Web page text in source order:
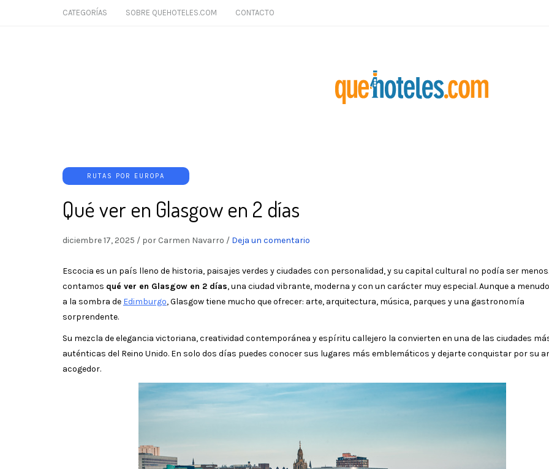
CATEGORÍAS SOBRE QUEHOTELES.COM CONTACTO
RUTAS POR EUROPA
Qué ver en Glasgow en 2 días
diciembre 17, 2025 / por Carmen Navarro / Deja un comentario
Escocia es un país lleno de historia, paisajes verdes y ciudades con personalidad, y su capital cultural no podía ser
contamos qué ver en Glasgow en 2 días, una ciudad vibrante, moderna y con un carácter muy especial. Aunque a
a la sombra de Edimburgo, Glasgow tiene mucho que ofrecer: arte, arquitectura, música, parques y una gastronomía
sorprendente.
Su mezcla de elegancia victoriana, creatividad contemporánea y espíritu callejero la convierten en una de las ciudades
auténticas del Reino Unido. En solo dos días puedes conocer sus lugares más emblemáticos y dejarte conquistar por su
acogedor.